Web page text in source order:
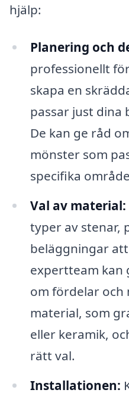
hjälp:
Planering och
professionellt
skapa en
passar just dina
De kan ge råd
mönster som
specifika
Val av material:
typer av stenar,
beläggningar
expertteam kan
om fördelar och
material, som
eller keramik,
rätt val.
Installationen: